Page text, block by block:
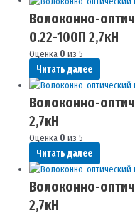
Волоконно-
0.22-100П 2,7кН
Оценка 0 из 5
Читать далее
Волоконно-
2,7кН
Оценка 0 из 5
Читать далее
Волоконно-
2,7кН